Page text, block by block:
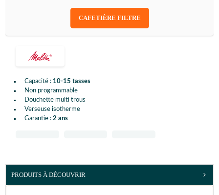
Capacité : 10-15 tasses
Non programmable
Douchette multi trous
Verseuse isotherme
Garantie : 2 ans
CAFETIÈRE FILTRE
PRODUITS À DÉCOUVRIR